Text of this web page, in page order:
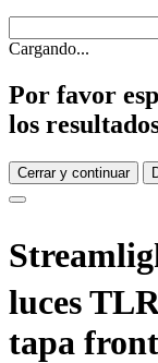
Cargando...
Por favor
los
Cerrar y continuar
luces
tapa